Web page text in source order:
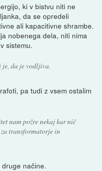
ki v bistvu niti ne
da se opredeli
ali kapacitivne shrambe.
nobenega dela, niti nima
sistemu.
je, da je vodljiva.
pa tudi z vsem ostalim
nam požre nekaj kar nič
transformatorje in
načine.